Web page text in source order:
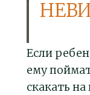
Если
ему
скакать